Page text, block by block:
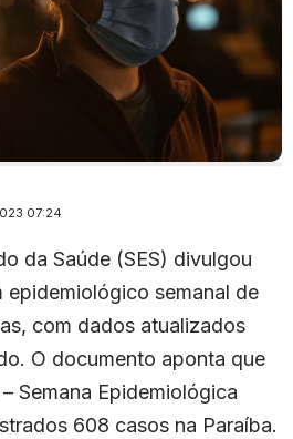
07:24
da Saúde (SES) divulgou
epidemiológico semanal de
com dados atualizados
O documento aponta que
Semana Epidemiológica
608 casos na Paraíba.